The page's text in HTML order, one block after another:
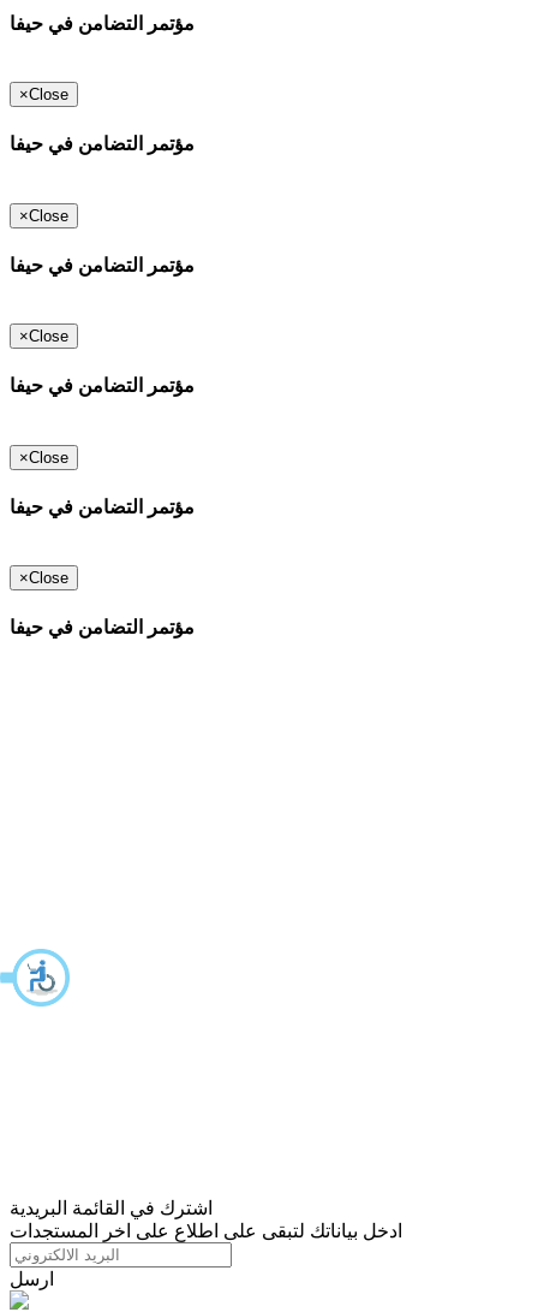
مؤتمر التضامن في حيفا
×Close
مؤتمر التضامن في حيفا
×Close
مؤتمر التضامن في حيفا
×Close
مؤتمر التضامن في حيفا
×Close
مؤتمر التضامن في حيفا
×Close
مؤتمر التضامن في حيفا
اشترك في القائمة البريدية
ادخل بياناتك لتبقى على اطلاع على اخر المستجدات
ارسل